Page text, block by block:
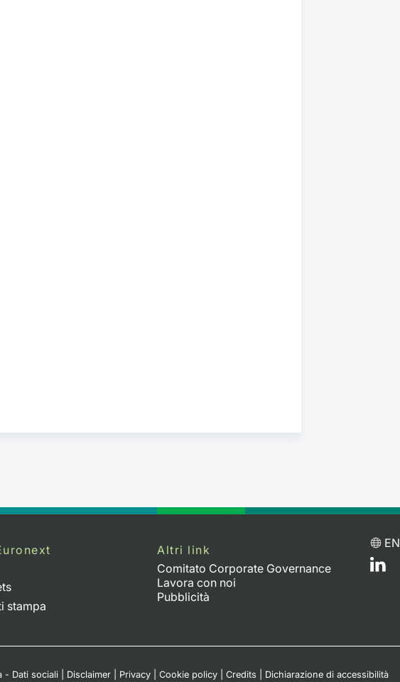
stampa
Altri link
Comitato Corporate Governance
Lavora con noi
Pubblicità
EN
- Dati sociali Disclaimer Privacy Cookie policy Credits Dichiarazione di accessibilità